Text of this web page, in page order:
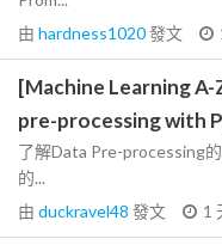
由 hardness1020發文
[Machine Learning
pre-processing with
了解Data Pre-processing
的...
由 duckravel48 發文 1